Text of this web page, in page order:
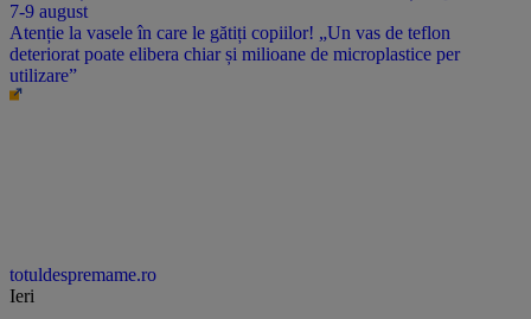
Atenție la vasele în care le gătiți copiilor! „Un vas de teflon
deteriorat poate elibera chiar și milioane de microplastice per
utilizare”
totuldespremame.ro
Ieri